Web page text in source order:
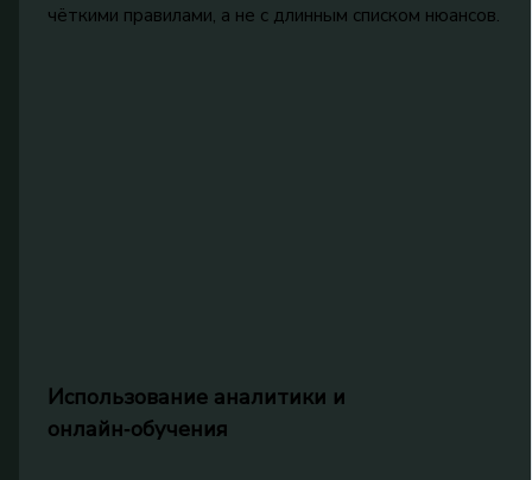
чёткими правилами, а не с длинным списком нюансов.
Использование аналитики и
онлайн‑обучения